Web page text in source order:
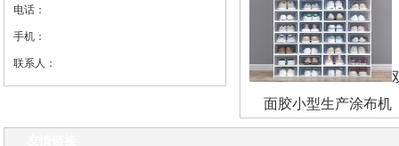
电话：
手机：
联系人：
面胶小型生产涂布机